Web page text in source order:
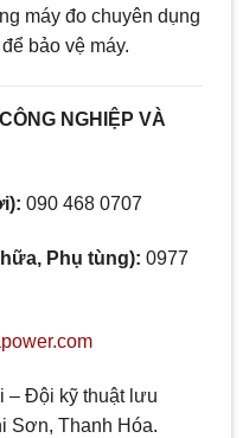
máy đo chuyên dụng
bảo vệ máy.
NGHIỆP VÀ
090 468 0707
Phụ tùng): 0977
– Đội kỹ thuật lưu
Sơn, Thanh Hóa.